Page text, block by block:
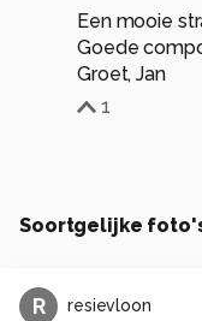
Een mooie
Goede
Groet, Jan
1
Soortgelijke
R resievloon